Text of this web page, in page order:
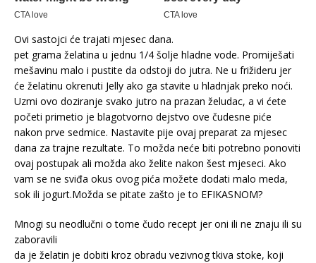
Ovi sastojci će trajati mjesec dana.
pet grama želatina u jednu 1/4 šolje hladne vode. Promiješati
mešavinu malo i pustite da odstoji do jutra. Ne u frižideru jer
će želatinu okrenuti Jelly ako ga stavite u hladnjak preko noći.
Uzmi ovo doziranje svako jutro na prazan želudac, a vi ćete
početi primetio je blagotvorno dejstvo ove čudesne piće
nakon prve sedmice. Nastavite pije ovaj preparat za mjesec
dana za trajne rezultate. To možda neće biti potrebno ponoviti
ovaj postupak ali možda ako želite nakon šest mjeseci. Ako
vam se ne sviđa okus ovog pića možete dodati malo meda,
sok ili jogurt.Možda se pitate zašto je to EFIKASNOM?
Mnogi su neodlučni o tome čudo recept jer oni ili ne znaju ili su
zaboravili
da je želatin je dobiti kroz obradu vezivnog tkiva stoke, koji